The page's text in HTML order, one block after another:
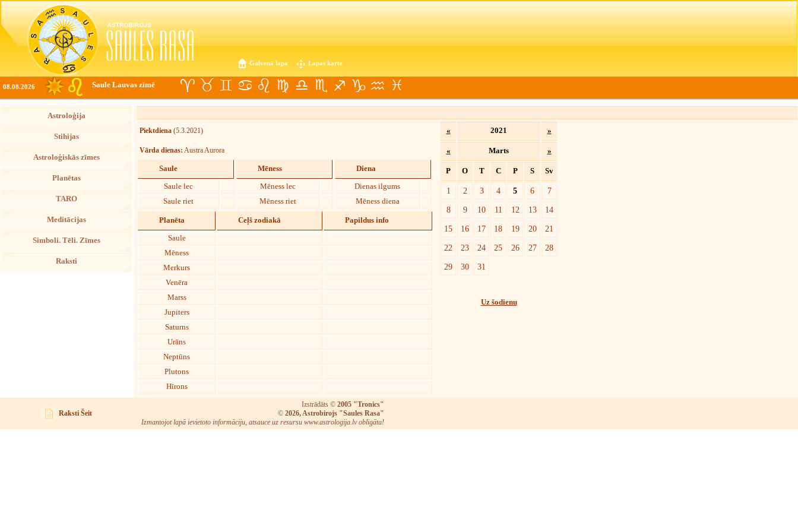
Galvenā lapa Lapas karte
08.08.2026 Saule Lauvas zīmē
Astroloģija
Stihijas
Astroloģiskās zīmes
Planētas
TARO
Meditācijas
Simboli. Tēli. Zīmes
Raksti
Piektdiena (5.3.2021)
Vārda dienas: Austra Aurora
Saule
Saule lec
Saule riet
Mēness
Mēness lec
Mēness riet
Diena
Dienas ilgums
Mēness diena
Planēta Ceļš zodiakā Papildus info
Saule
Mēness
Merkurs
Venēra
Marss
Jupiters
Saturns
Urāns
Neptūns
Plutons
Hīrons
« 2021 »
« Marts »
P O T C P S Sv
1 2 3 4 5 6
7
8
9 10 11 12 13
14
15
16 17 18 19 20
21
22
23 24 25 26 27
28
29
30 31
Uz šodienu
Raksti Šeit
Izstrādāts © 2005 "Tronics"
© 2026, Astrobirojs "Saules Rasa"
Izmantojot lapā ievietoto informāciju, atsauce uz resursu www.astrologija.lv obligāta!